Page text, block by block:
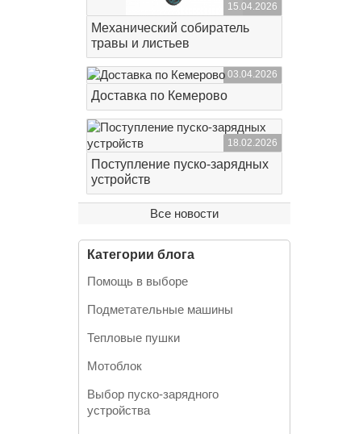
15.04.2026
Механический собиратель
травы и листьев
03.04.2026
Доставка по Кемерово
18.02.2026
Поступление пуско-зарядных
устройств
Все новости
Категории блога
Помощь в выборе
Подметательные машины
Тепловые пушки
Мотоблок
Выбор пуско-зарядного
устройства